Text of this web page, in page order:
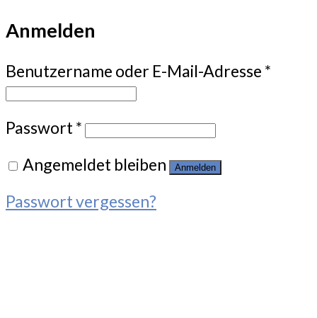
Anmelden
Benutzername oder E-Mail-Adresse *
Passwort*
Angemeldet bleiben
Anmelden
Passwort vergessen?